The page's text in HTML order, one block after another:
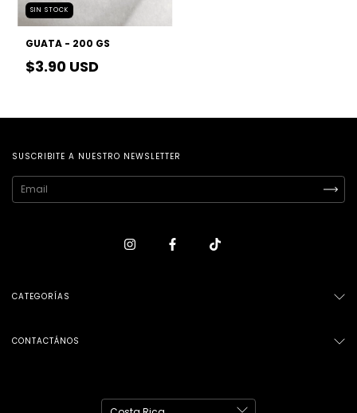
SIN STOCK
GUATA - 200 GS
$3.90 USD
SUSCRIBITE A NUESTRO NEWSLETTER
CATEGORÍAS
CONTACTÁNOS